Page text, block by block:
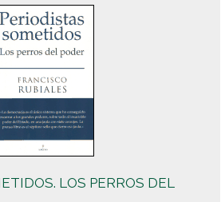
LOS PERROS DEL